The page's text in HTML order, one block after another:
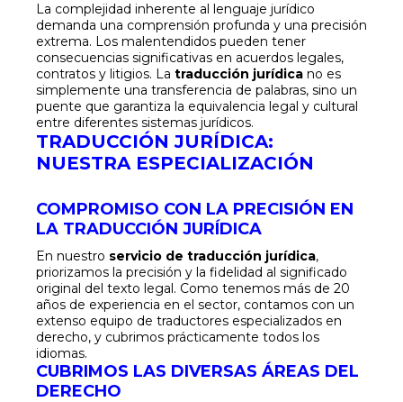
La complejidad inherente al lenguaje jurídico
demanda una comprensión profunda y una precisión
extrema. Los malentendidos pueden tener
consecuencias significativas en acuerdos legales,
contratos y litigios. La traducción jurídica no es
simplemente una transferencia de palabras, sino un
puente que garantiza la equivalencia legal y cultural
entre diferentes sistemas jurídicos.
TRADUCCIÓN JURÍDICA:
NUESTRA ESPECIALIZACIÓN
COMPROMISO CON LA PRECISIÓN EN
LA TRADUCCIÓN JURÍDICA
En nuestro servicio de traducción jurídica,
priorizamos la precisión y la fidelidad al significado
original del texto legal. Como tenemos más de 20
años de experiencia en el sector, contamos con un
extenso equipo de traductores especializados en
derecho, y cubrimos prácticamente todos los
idiomas.
CUBRIMOS LAS DIVERSAS ÁREAS DEL
DERECHO